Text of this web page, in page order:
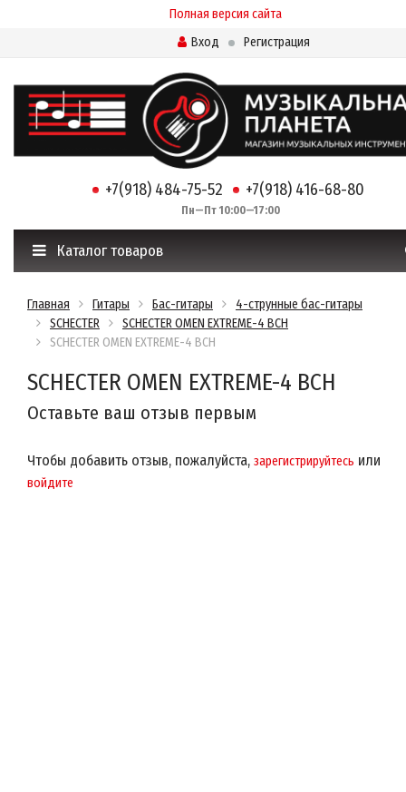
Полная версия сайта
Вход
Регистрация
+7(918) 484-75-52 +7(918) 416-68-80
Пн—Пт 10:00—17:00
Каталог товаров
Главная Гитары Бас-гитары
4-струнные бас-гитары
SCHECTER
SCHECTER OMEN EXTREME-4 BCH
SCHECTER OMEN EXTREME-4 BCH
SCHECTER OMEN EXTREME-4 BCH
Оставьте ваш отзыв первым
Чтобы добавить отзыв, пожалуйста, зарегистрируйтесь или
войдите